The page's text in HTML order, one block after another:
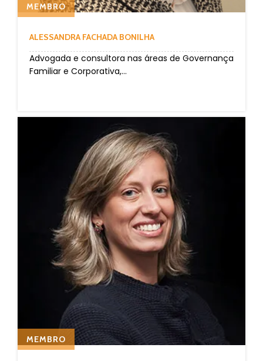
MEMBRO
ALESSANDRA FACHADA BONILHA
Advogada e consultora nas áreas de Governança
Familiar e Corporativa,...
MEMBRO